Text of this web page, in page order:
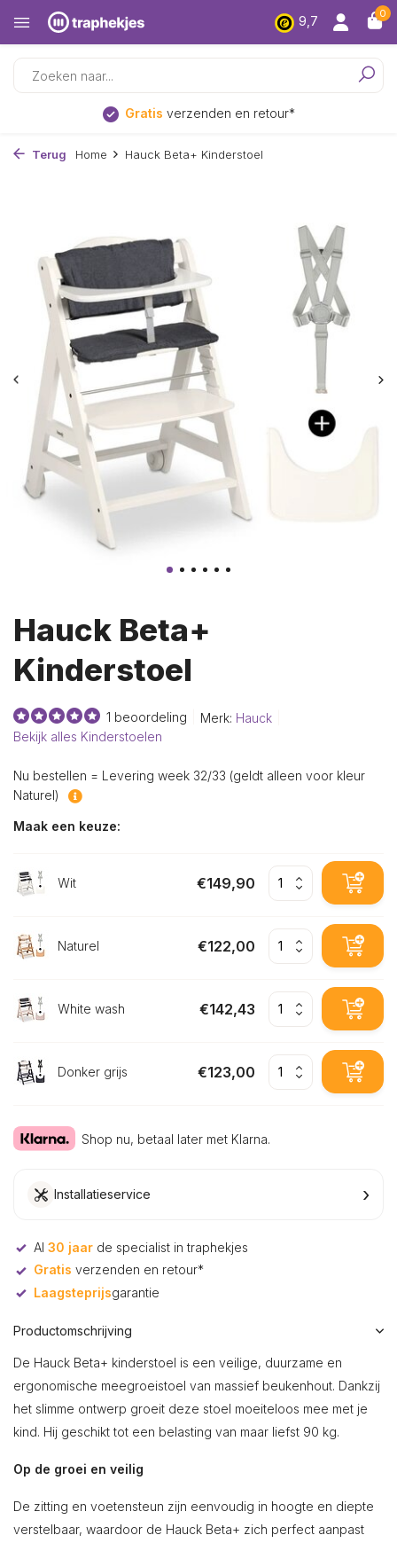
9,7
0
Gratis verzenden en retour*
Terug Home Hauck Beta+ Kinderstoel
Hauck Beta+
Kinderstoel
1 beoordeling Merk: Hauck
Bekijk alles Kinderstoelen
Nu bestellen = Levering week 32/33 (geldt alleen voor kleur
Naturel)
Maak een keuze:
Wit €149,90
Naturel €122,00
White wash €142,43
Donker grijs €123,00
Shop nu, betaal later met Klarna.
Installatieservice ›
Al 30 jaar de specialist in traphekjes
Gratis verzenden en retour*
Laagsteprijsgarantie
Productomschrijving
De Hauck Beta+ kinderstoel is een veilige, duurzame en
ergonomische meegroeistoel van massief beukenhout. Dankzij
het slimme ontwerp groeit deze stoel moeiteloos mee met je
kind. Hij geschikt tot een belasting van maar liefst 90 kg.
Op de groei en veilig
De zitting en voetensteun zijn eenvoudig in hoogte en diepte
verstelbaar, waardoor de Hauck Beta+ zich perfect aanpast